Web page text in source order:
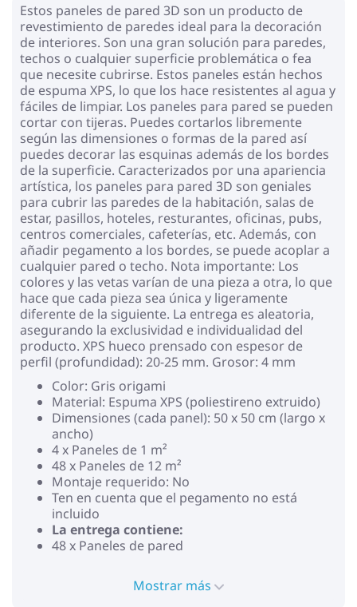
Estos paneles de pared 3D son un producto de
revestimiento de paredes ideal para la decoración
de interiores. Son una gran solución para paredes,
techos o cualquier superficie problemática o fea
que necesite cubrirse. Estos paneles están hechos
de espuma XPS, lo que los hace resistentes al agua y
fáciles de limpiar. Los paneles para pared se pueden
cortar con tijeras. Puedes cortarlos libremente
según las dimensiones o formas de la pared así
puedes decorar las esquinas además de los bordes
de la superficie. Caracterizados por una apariencia
artística, los paneles para pared 3D son geniales
para cubrir las paredes de la habitación, salas de
estar, pasillos, hoteles, resturantes, oficinas, pubs,
centros comerciales, cafeterías, etc. Además, con
añadir pegamento a los bordes, se puede acoplar a
cualquier pared o techo. Nota importante: Los
colores y las vetas varían de una pieza a otra, lo que
hace que cada pieza sea única y ligeramente
diferente de la siguiente. La entrega es aleatoria,
asegurando la exclusividad e individualidad del
producto. XPS hueco prensado con espesor de
perfil (profundidad): 20-25 mm. Grosor: 4 mm
Color: Gris origami
Material: Espuma XPS (poliestireno extruido)
Dimensiones (cada panel): 50 x 50 cm (largo x
ancho)
4 x Paneles de 1 m²
48 x Paneles de 12 m²
Montaje requerido: No
Ten en cuenta que el pegamento no está
incluido
La entrega contiene:
48 x Paneles de pared
Mostrar más